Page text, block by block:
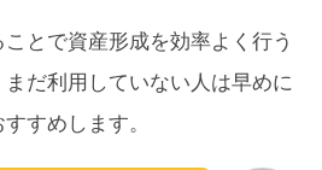
とで資産形成を効率よく行う
だ利用していない人は早めに
すめします。